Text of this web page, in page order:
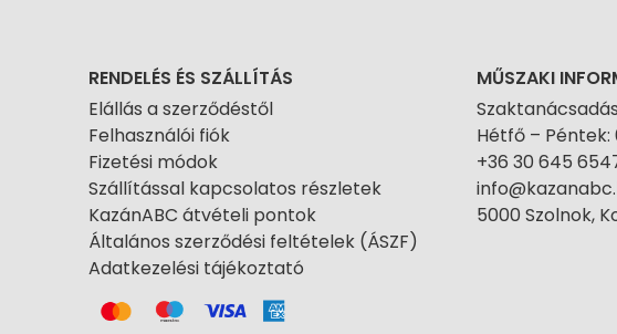
RENDELÉS ÉS SZÁLLÍTÁS
Elállás a szerződéstől
Felhasználói fiók
Fizetési módok
Szállítással kapcsolatos részletek
KazánABC átvételi pontok
Általános szerződési feltételek (ÁSZF)
Adatkezelési tájékoztató
MŰSZAKI
Szaktanácsadás
Hétfő – Péntek:
+36 30 645
5000 Szolnok,